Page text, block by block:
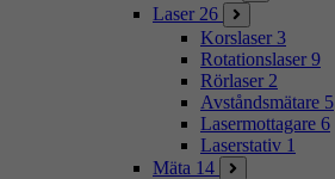
Laser 26
Korslaser 3
Rotationslaser 9
Rörlaser 2
Avståndsmätare 5
Lasermottagare 6
Laserstativ 1
Mäta 14